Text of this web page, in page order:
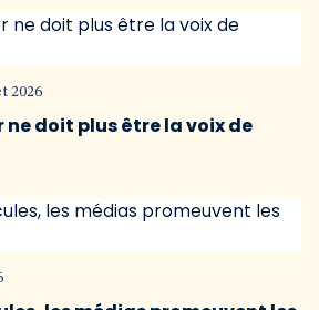
2026
ne doit plus être la voix de